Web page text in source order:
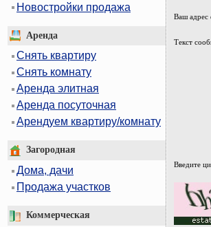
Новостройки продажа
Аренда
Снять квартиру
Снять комнату
Аренда элитная
Аренда посуточная
Арендуем квартиру/комнату
Загородная
Дома, дачи
Продажа участков
Коммерческая
Ваш адрес
Текст
Введите